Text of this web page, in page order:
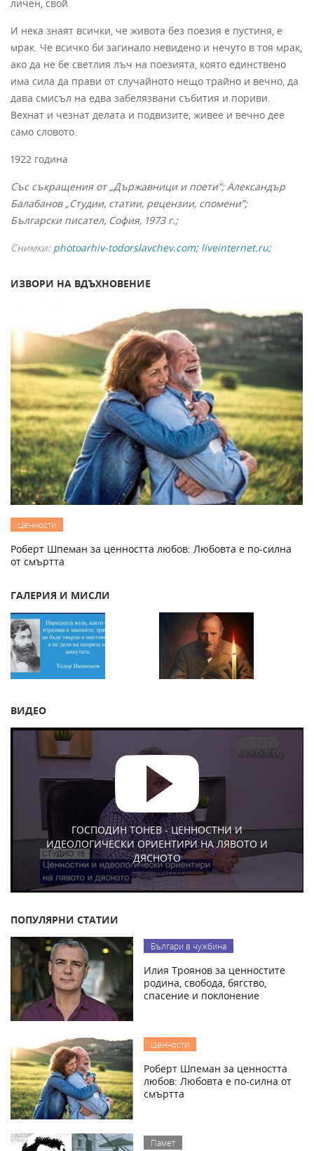
личен, свой.
И нека знаят всички, че живота без поезия е пустиня, е
мрак. Че всичко би загинало невидено и нечуто в тоя мрак,
ако да не бе светлия лъч на поезията, която единствено
има сила да прави от случайното нещо трайно и вечно, да
дава смисъл на едва забелязвани събития и пориви.
Вехнат и чезнат делата и подвизите, живее и вечно дее
само словото.
1922 година
Със съкращения от „Държавници и поети”; Александър
Балабанов „Студии, статии, рецензии, спомени”;
Български писател, София, 1973 г.;
Снимки: photoarhiv-todorslavchev.com; liveinternet.ru;
ИЗВОРИ НА ВДЪХНОВЕНИЕ
Ценности
Роберт Шпеман за ценността любов: Любовта е по-силна
от смъртта
ГАЛЕРИЯ И МИСЛИ
ВИДЕО
ГОСПОДИН ТОНЕВ - ЦЕННОСТНИ И
ИДЕОЛОГИЧЕСКИ ОРИЕНТИРИ НА ЛЯВОТО И
ДЯСНОТО
ПОПУЛЯРНИ СТАТИИ
Българи в чужбина
Илия Троянов за ценностите
родина, свобода, бягство,
спасение и поклонение
Ценности
Роберт Шпеман за ценността
любов: Любовта е по-силна от
смъртта
Памет